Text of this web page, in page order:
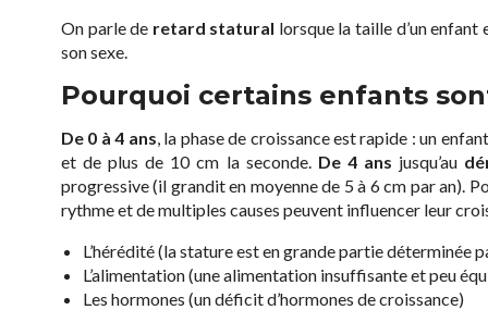
On parle de retard statural lorsque la taille d’un
son sexe.
Pourquoi certains enfants
De 0 à 4 ans, la phase de croissance est rapide : un
et de plus de 10 cm la seconde. De 4 ans jusqu’au
progressive (il grandit en moyenne de 5 à 6 cm par an).
rythme et de multiples causes peuvent influencer leur
L’hérédité (la stature est en grande partie déterminée
L’alimentation (une alimentation insuffisante et peu
Les hormones (un déficit d’hormones de croissance)